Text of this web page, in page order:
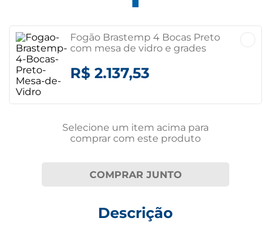
Fogão Brastemp 4 Bocas Preto
com mesa de vidro e grades
BFO4VAE- BIVOLT Bivolt
R$ 2.137,53
Selecione um item acima para
comprar com este produto
COMPRAR JUNTO
Descrição